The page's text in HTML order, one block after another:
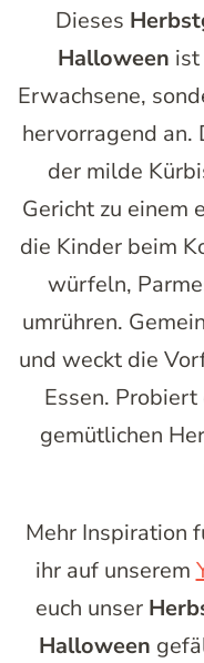
Dieses
Halloween ist
Erwachsene,
hervorragend an.
der milde
Gericht zu einem
die Kinder beim
würfeln,
umrühren.
und weckt die
Essen.
gemütlichen
Mehr Inspiration
ihr auf unserem
euch unser
Halloween